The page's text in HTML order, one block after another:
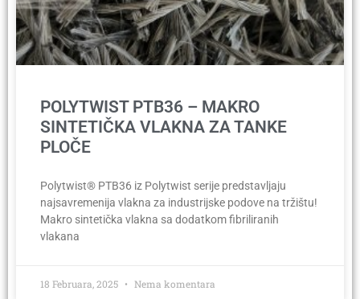
POLYTWIST PTB36 – MAKRO
SINTETIČKA VLAKNA ZA TANKE
PLOČE
Polytwist® PTB36 iz Polytwist serije predstavljaju
najsavremenija vlakna za industrijske podove na tržištu!
Makro sintetička vlakna sa dodatkom fibriliranih
vlakana
18 Februara, 2025 Nema komentara